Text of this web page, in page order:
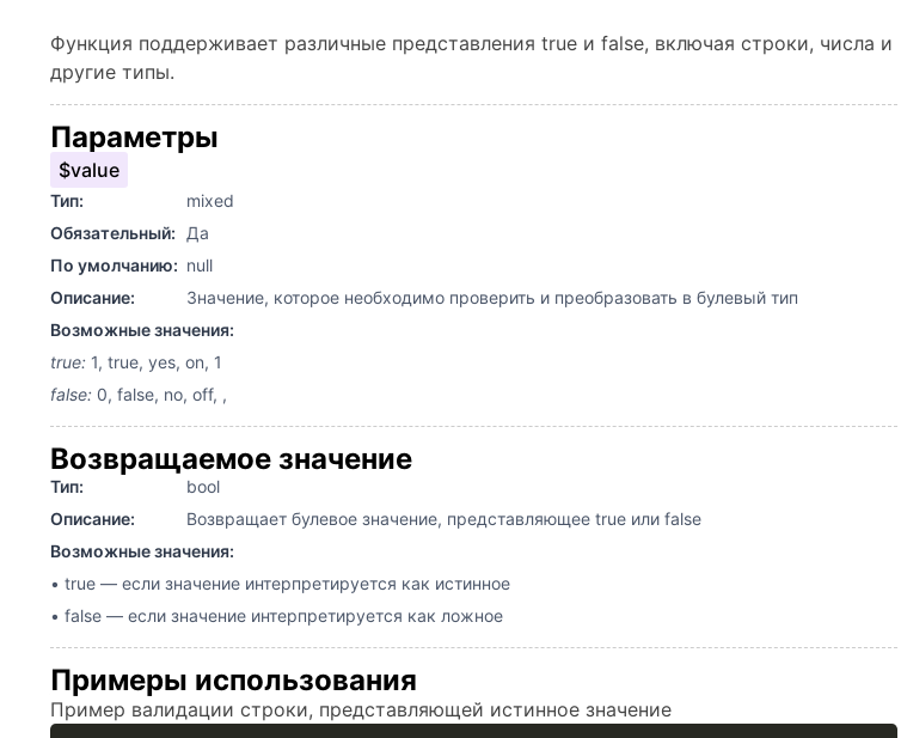
Функция поддерживает различные представления true и false, включая строки, числа и
другие типы.
Параметры
$value
Тип:
mixed
Обязательный:
Да
По умолчанию: null
Описание:
Значение, которое необходимо проверить и преобразовать в булевый тип
Возможные значения:
true: 1, true, yes, on, 1
false: 0, false, no, off, ,
Возвращаемое значение
Тип:
bool
Описание:
Возвращает булевое значение, представляющее true или false
Возможные значения:
• true — если значение интерпретируется как истинное
• false — если значение интерпретируется как ложное
Примеры использования
Пример валидации строки, представляющей истинное значение